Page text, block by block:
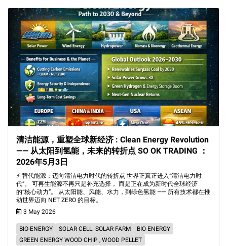
清洁能源，重塑全球新经济 : Clean Energy Revolution
—— 从太阳到氢能，未来的转折点 SO OK TRADING ：
2026年5月3日
⚡ 替代能源：迈向清洁电力时代的转折点 世界正真正进入“清洁电力时
代”。 可再生能源不再只是补充选择， 而是正在成为新时代全球经济
的“核心动力”。 从太阳能、风能、水力，到绿色氢能 —— 所有技术都在推
动世界迈向 NET ZERO 的目标。
3 May 2026
BIO-ENERGY SOLAR CELL: SOLAR FARM
BIO-ENERGY
GREEN ENERGY WOOD CHIP , WOOD PELLET